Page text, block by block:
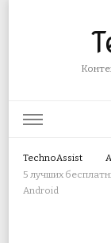
TechnoAssist
5 лучших
Android